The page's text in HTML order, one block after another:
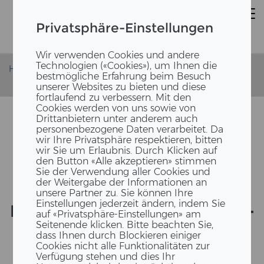
Privatsphäre-Einstellungen
Wir verwenden Cookies und andere
Technologien («Cookies»), um Ihnen die
bestmögliche Erfahrung beim Besuch
unserer Websites zu bieten und diese
fortlaufend zu verbessern. Mit den
Cookies werden von uns sowie von
Drittanbietern unter anderem auch
personenbezogene Daten verarbeitet. Da
wir Ihre Privatsphäre respektieren, bitten
wir Sie um Erlaubnis. Durch Klicken auf
den Button «Alle akzeptieren» stimmen
Sie der Verwendung aller Cookies und
der Weitergabe der Informationen an
unsere Partner zu. Sie können Ihre
Einstellungen jederzeit ändern, indem Sie
auf «Privatsphäre-Einstellungen» am
Seitenende klicken. Bitte beachten Sie,
dass Ihnen durch Blockieren einiger
Cookies nicht alle Funktionalitäten zur
Verfügung stehen und dies Ihr
Homepage Leistungen
Highlight Projekte
DFAB House
Leistungen ERNE
DI­GI­TAL GE­PLANT, ENT­WOR­
FEN UND GE­BAUT